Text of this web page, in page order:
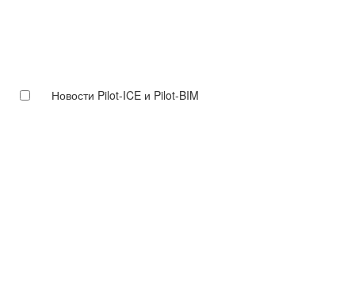
Новости Pilot-ICE и Pilot-BIM